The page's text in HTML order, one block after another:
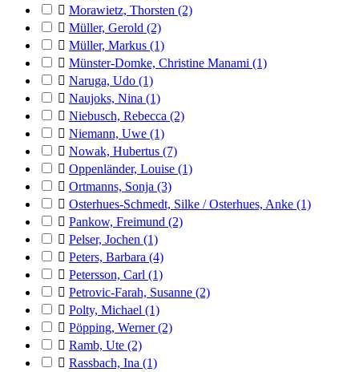
 Morawietz, Thorsten (2)
 Müller, Gerold (2)
 Müller, Markus (1)
 Münster-Domke, Christine Manami (1)
 Naruga, Udo (1)
 Naujoks, Nina (1)
 Niebusch, Rebecca (2)
 Niemann, Uwe (1)
 Nowak, Hubertus (7)
 Oppenländer, Louise (1)
 Ortmanns, Sonja (3)
 Osterhues-Schmedt, Silke / Osterhues, Anke (1)
 Pankow, Freimund (2)
 Pelser, Jochen (1)
 Peters, Barbara (4)
 Petersson, Carl (1)
 Petrovic-Farah, Susanne (2)
 Polty, Michael (1)
 Pöpping, Werner(2)
 Ramb, Ute (2)
 Rassbach, Ina (1)